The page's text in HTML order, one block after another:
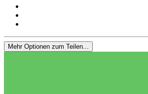
Mehr Optionen zum Teilen...